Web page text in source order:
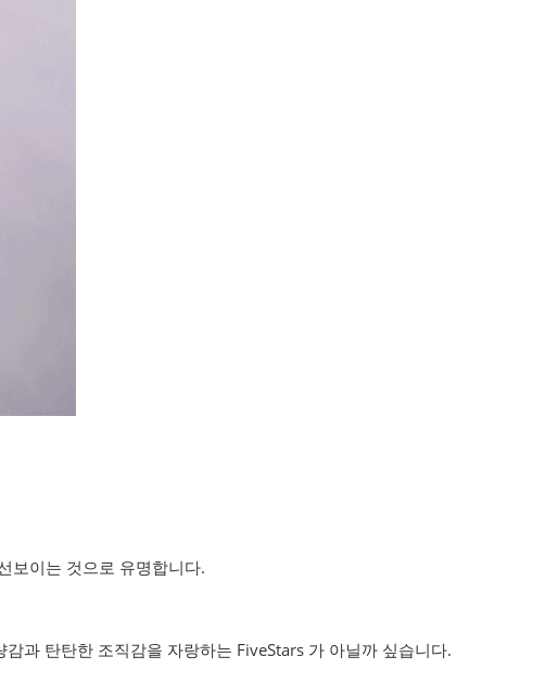
보이는 것으로 유명합니다.
과 탄탄한 조직감을 자랑하는 FiveStars 가 아닐까 싶습니다.